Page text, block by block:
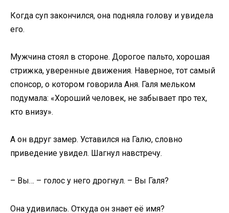
Когда суп закончился, она подняла голову и увидела
его.
Мужчина стоял в стороне. Дорогое пальто, хорошая
стрижка, уверенные движения. Наверное, тот самый
спонсор, о котором говорила Аня. Галя мельком
подумала: «Хороший человек, не забывает про тех,
кто внизу».
А он вдруг замер. Уставился на Галю, словно
приведение увидел. Шагнул навстречу.
– Вы… – голос у него дрогнул. – Вы Галя?
Она удивилась. Откуда он знает её имя?